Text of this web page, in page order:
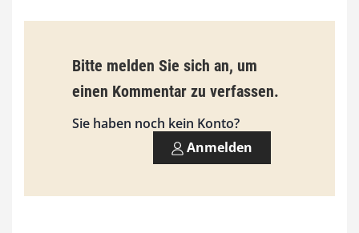
9
3
0
0
Bitte melden Sie sich an, um
einen Kommentar zu verfassen.
Sie haben noch kein Konto?
Anmelden